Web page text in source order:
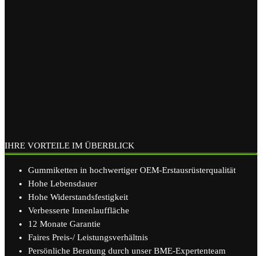
IHRE VORTEILE IM ÜBERBLICK
Gummiketten in hochwertiger OEM-Erstausrüsterqualität
Hohe Lebensdauer
Hohe Widerstandsfestigkeit
Verbesserte Innenlauffläche
12 Monate Garantie
Faires Preis-/ Leistungsverhältnis
Persönliche Beratung durch unser BME-Expertenteam